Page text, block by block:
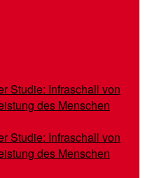
Studie: Infraschall von
des Menschen
Studie: Infraschall von
des Menschen